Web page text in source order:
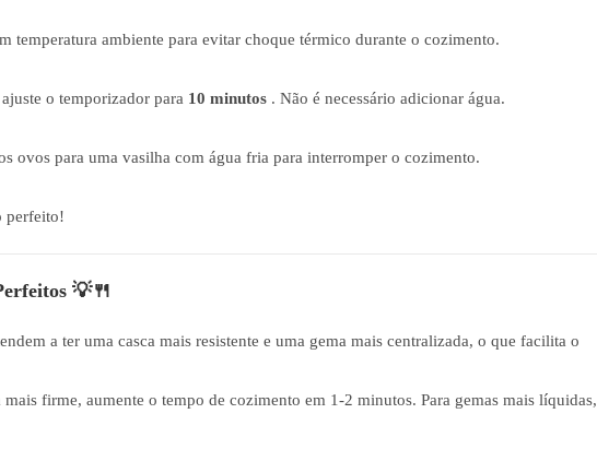
temperatura ambiente para evitar choque térmico durante o cozimento.
o temporizador para 10 minutos . Não é necessário adicionar água.
ovos para uma vasilha com água fria para interromper o cozimento.
perfeito!
💡🍴
a ter uma casca mais resistente e uma gema mais centralizada, o que facilita o
mais firme, aumente o tempo de cozimento em 1-2 minutos. Para gemas mais líquidas,